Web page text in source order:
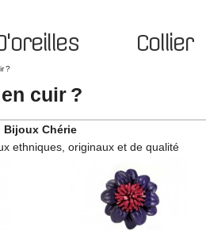
Collier
?
cuir ?
Bijoux Chérie
ethniques, originaux et de qualité